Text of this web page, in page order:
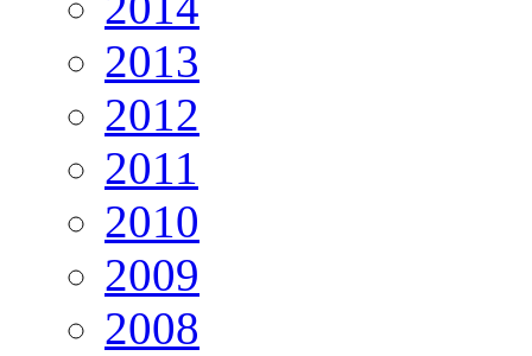
2013
2012
2011
2010
2009
2008